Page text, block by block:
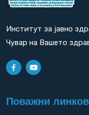
Институт за јавно
Чувар на Вашето
Поважни